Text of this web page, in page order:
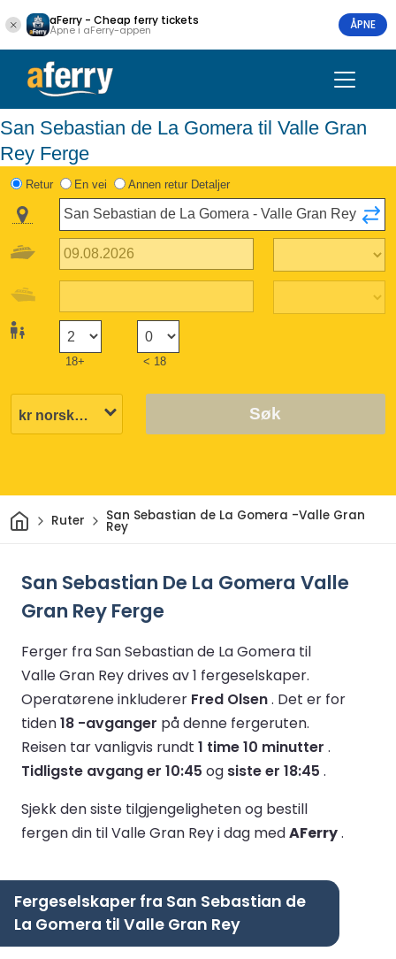
aFerry - Cheap ferry tickets
Åpne i aFerry-appen ÅPNE
San Sebastian de La Gomera til Valle Gran
Rey Ferge
Retur En vei Annen retur Detaljer
18+ < 18
Søk
HjemRuter San Sebastian de La Gomera -Valle Gran
Rey
San Sebastian De La Gomera Valle
Gran Rey Ferge
Ferger fra San Sebastian de La Gomera til
Valle Gran Rey drives av 1 fergeselskaper.
Operatørene inkluderer Fred Olsen. Det er for
tiden18 -avganger på denne fergeruten.
Reisen tar vanligvis rundt 1 time 10 minutter .
Tidligste avgang er 10:45 og siste er 18:45 .
Sjekk den siste tilgjengeligheten og bestill
fergen din til Valle Gran Rey i dag medAFerry.
Fergeselskaper fra San Sebastian de
La Gomera til Valle Gran Rey